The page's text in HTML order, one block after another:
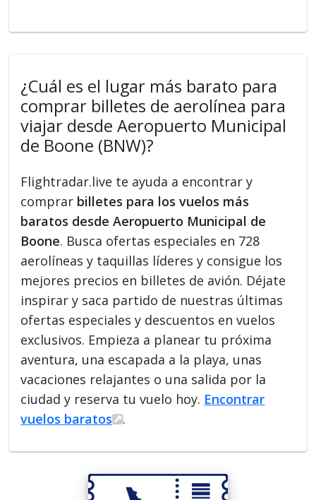
¿Cuál es el lugar más barato para
comprar billetes de aerolínea para
viajar desde Aeropuerto Municipal
de Boone (BNW)?
Flightradar.live te ayuda a encontrar y
comprar billetes para los vuelos más
baratos desde Aeropuerto Municipal de
Boone. Busca ofertas especiales en 728
aerolíneas y taquillas líderes y consigue los
mejores precios en billetes de avión. Déjate
inspirar y saca partido de nuestras últimas
ofertas especiales y descuentos en vuelos
exclusivos. Empieza a planear tu próxima
aventura, una escapada a la playa, unas
vacaciones relajantes o una salida por la
ciudad y reserva tu vuelo hoy. Encontrar
vuelos baratos
.